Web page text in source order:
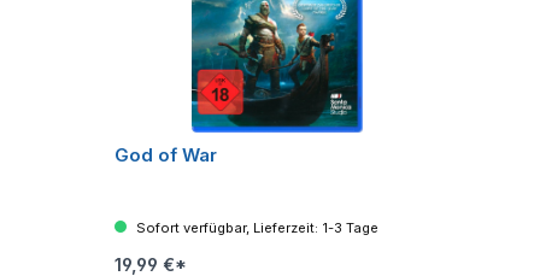
God of War
Sofort verfügbar, Lieferzeit: 1-3 Tage
19,99 €*